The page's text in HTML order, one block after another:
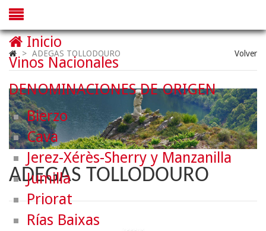
> ADEGAS TOLLODOURO Volver
ADEGAS TOLLODOURO
Inicio
Vinos Nacionales
DENOMINACIONES DE ORIGEN
Bierzo
Cava
Jerez-Xérès-Sherry y Manzanilla
Jumilla
Priorat
Rías Baixas